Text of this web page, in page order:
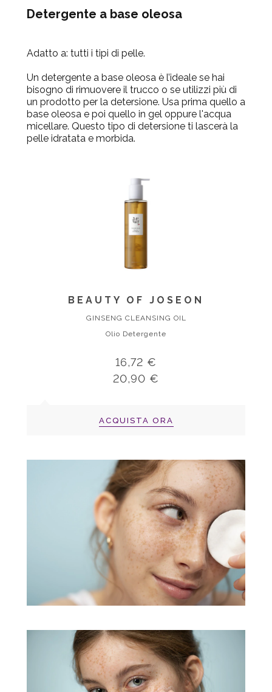
Detergente a base oleosa
Adatto a: tutti i tipi di pelle.
Un detergente a base oleosa è l’ideale se hai
bisogno di rimuovere il trucco o se utilizzi più di
un prodotto per la detersione. Usa prima quello a
base oleosa e poi quello in gel oppure l'acqua
micellare. Questo tipo di detersione ti lascerà la
pelle idratata e morbida.
BEAUTY OF JOSEON
GINSENG CLEANSING OIL
Olio Detergente
16,72 €
20,90 €
ACQUISTA ORA